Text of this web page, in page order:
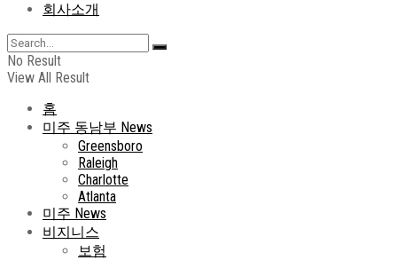
회사소개
No Result
View All Result
홈
미주 동남부 News
Greensboro
Raleigh
Charlotte
Atlanta
미주 News
비지니스
보험